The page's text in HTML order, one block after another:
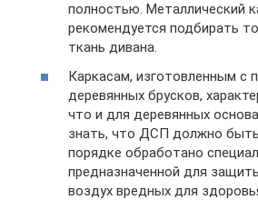
полностью. Металлический
рекомендуется подбирать
ткань дивана.
Каркасам, изготовленным с
деревянных брусков,
что и для деревянных
знать, что ДСП должно
порядке обработано
предназначенной для
воздух вредных для